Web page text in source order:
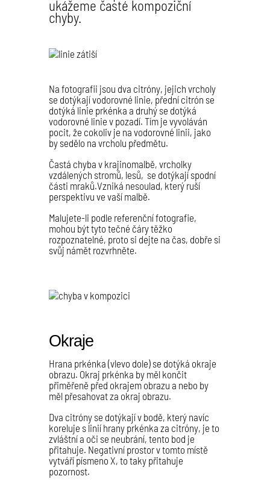
ukážeme časté kompoziční
chyby.
Na fotografii jsou dva citróny, jejich vrcholy
se dotýkají vodorovné linie, přední citrón se
dotýká linie prkénka a druhý se dotýká
vodorovné linie v pozadí. Tím je vyvoláván
pocit, že cokoliv je na vodorovné linii, jako
by sedělo na vrcholu předmětu.
Častá chyba v krajinomalbě, vrcholky
vzdálených stromů, lesů, se dotýkají spodní
části mraků.Vzniká nesoulad, který ruší
perspektivu ve vaší malbě.
Malujete-li podle referenční fotografie,
mohou být tyto tečné čáry těžko
rozpoznatelné, proto si dejte na čas, dobře si
svůj námět rozvrhněte.
Okraje
Hrana prkénka (vlevo dole) se dotýká okraje
obrazu. Okraj prkénka by měl končit
přiměřeně před okrajem obrazu a nebo by
měl přesahovat za okraj obrazu.
Dva citróny se dotýkají v bodě, který navíc
koreluje s linií hrany prkénka za citróny, je to
zvláštní a oči se neubrání, tento bod je
přitahuje. Negativní prostor v tomto místě
vytváří písmeno X, to taky přitahuje
pozornost.